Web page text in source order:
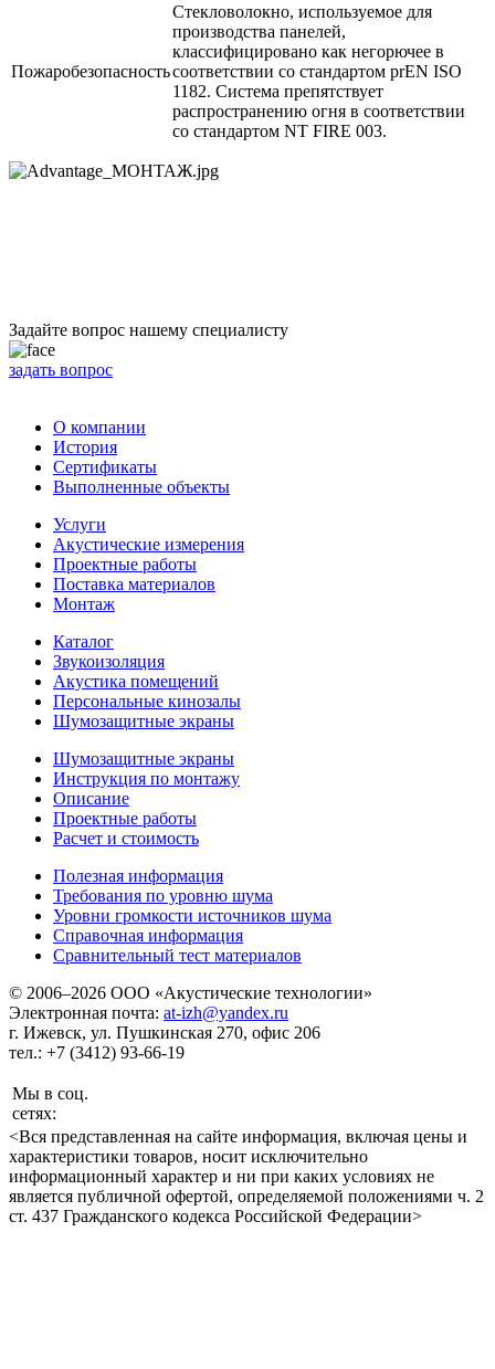
Пожаробезопасность
Cтекловолокно, используемое для
производства панелей,
классифицировано как негорючее в
соответствии со стандартом prEN ISO
1182. Система препятствует
распространению огня в соответствии
со стандартом NT FIRE 003.
Задайте вопрос нашему специалисту
задать вопрос
О компании
История
Сертификаты
Выполненные объекты
Услуги
Акустические измерения
Проектные работы
Поставка материалов
Монтаж
Каталог
Звукоизоляция
Акустика помещений
Персональные кинозалы
Шумозащитные экраны
Шумозащитные экраны
Инструкция по монтажу
Описание
Проектные работы
Расчет и стоимость
Полезная информация
Требования по уровню шума
Уровни громкости источников шума
Справочная информация
Сравнительный тест материалов
© 2006–2026 ООО «Акустические технологии»
Электронная почта: at-izh@yandex.ru
г. Ижевск, ул. Пушкинская 270, офис 206
тел.: +7 (3412) 93-66-19
Мы в соц.
сетях:
<Вся представленная на сайте информация, включая цены и
характеристики товаров, носит исключительно
информационный характер и ни при каких условиях не
является публичной офертой, определяемой положениями ч. 2
ст. 437 Гражданского кодекса Российской Федерации>